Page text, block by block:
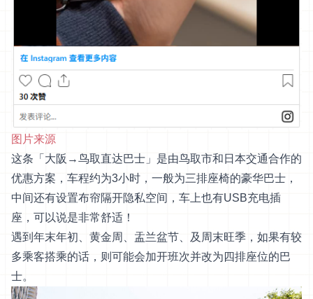
图片来源
这条「大阪→鸟取直达巴士」是由鸟取市和日本交通合作的
优惠方案，车程约为3小时，一般为三排座椅的豪华巴士，
中间还有设置布帘隔开隐私空间，车上也有USB充电插
座，可以说是非常舒适！
遇到年末年初、黄金周、盂兰盆节、及周末旺季，如果有较
多乘客搭乘的话，则可能会加开班次并改为四排座位的巴
士。